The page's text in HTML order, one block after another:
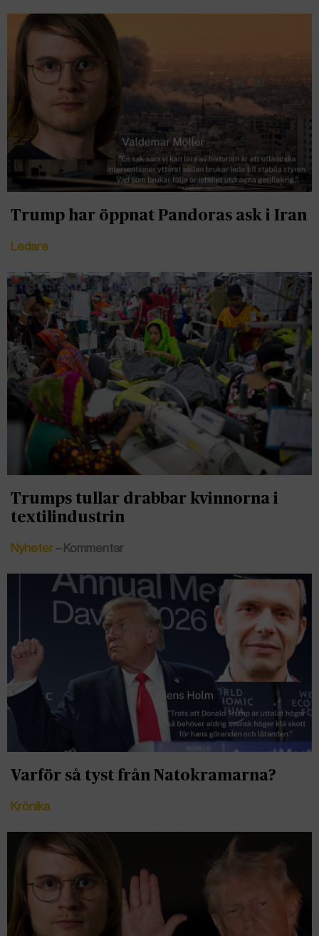
Trump har öppnat Pandoras ask i Iran
Ledare
Trumps tullar drabbar kvinnorna i
textilindustrin
Nyheter– Kommentar
Varför så tyst från Natokramarna?
Krönika